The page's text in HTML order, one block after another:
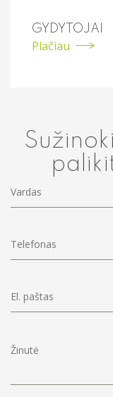
GYDYTOJAI
Plačiau